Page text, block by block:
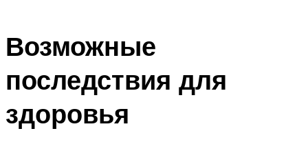
Возможные
последствия для
здоровья